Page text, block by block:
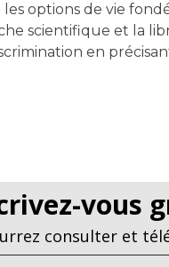
options de vie
scientifique et la
en
vous
consulter et